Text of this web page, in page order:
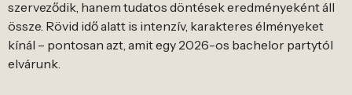
szerveződik, hanem tudatos döntések eredményeként áll
össze. Rövid idő alatt is intenzív, karakteres élményeket
kínál – pontosan azt, amit egy 2026-os bachelor partytól
elvárunk.